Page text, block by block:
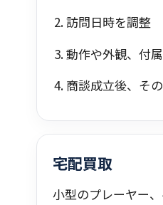
訪問日時を調整
動作や外観、付
商談成立後、そ
宅配買取
小型のプレーヤー